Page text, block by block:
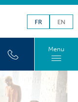
FR EN
Menu